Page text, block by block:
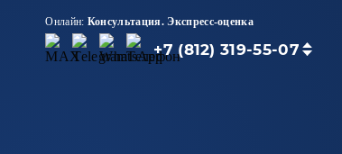
Онлайн: Консультация. Экспресс-оценка
+7 (812) 319-55-07